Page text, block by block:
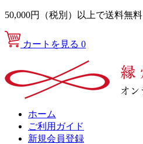
50,000円（税別）以上で送料無料
カートを見る 0
ホーム
ご利用ガイド
新規会員登録